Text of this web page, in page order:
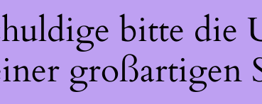
bitte die
großartigen